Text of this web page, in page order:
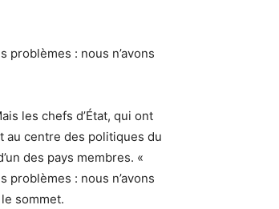
problèmes : nous n’avons
les chefs d’État, qui ont
au centre des politiques du
des pays membres. «
problèmes : nous n’avons
sommet.